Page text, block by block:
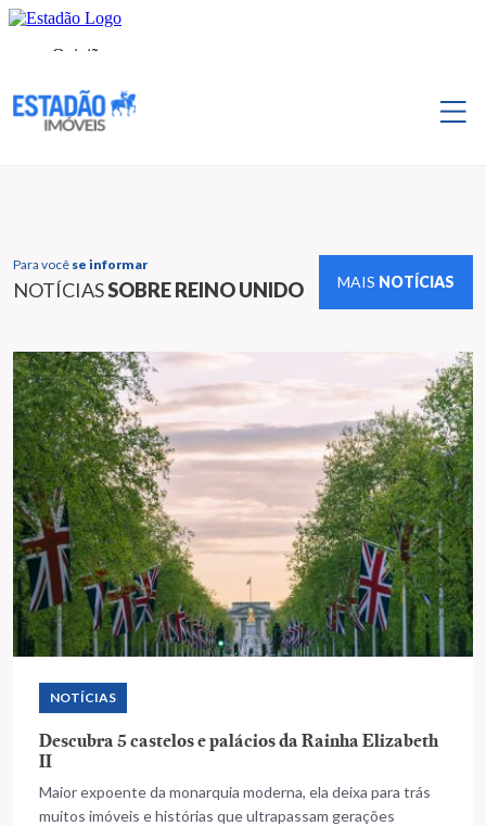
Para você se informar
NOTÍCIASSOBRE REINO UNIDO MAIS NOTÍCIAS
NOTÍCIAS
Descubra 5 castelos e palácios da Rainha Elizabeth
II
Maior expoente da monarquia moderna, ela deixa para trás
muitos imóveis e histórias que ultrapassam gerações